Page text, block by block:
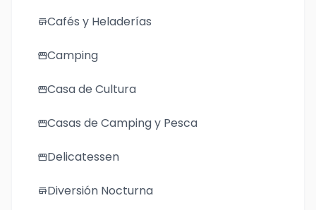
storeCafés y Heladerías
storefrontCamping
storefrontCasa de Cultura
storefrontCasas de Camping y Pesca
storefrontDelicatessen
storeDiversión Nocturna